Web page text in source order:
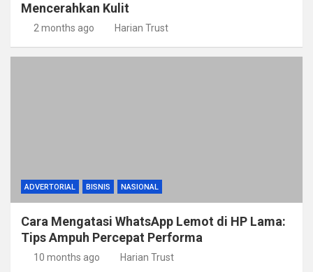
Mencerahkan Kulit
2 months ago Harian Trust
ADVERTORIAL BISNIS NASIONAL
Cara Mengatasi WhatsApp Lemot di HP Lama:
Tips Ampuh Percepat Performa
10 months ago Harian Trust